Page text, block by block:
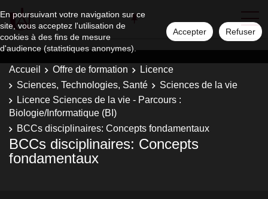
En poursuivant votre navigation sur ce
site, vous acceptez l'utilisation de
cookies à des fins de mesure
d'audience (statistiques anonymes).
Accepter Refuser
Accueil Offre de formation
Licence
Sciences, Technologies, Santé
Sciences de la vie
Licence Sciences de la vie - Parcours :
Biologie/Informatique (BI)
BCCs disciplinaires: Concepts fondamentaux
BCCs disciplinaires: Concepts
fondamentaux